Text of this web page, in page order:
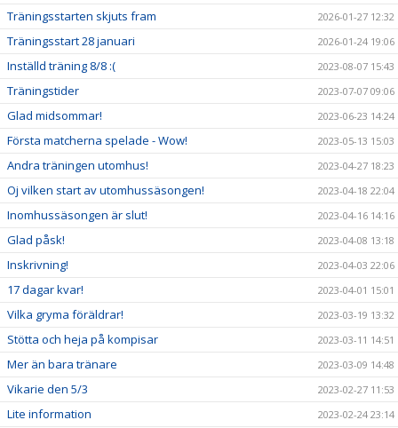
Träningsstarten skjuts fram 2026-01-27 12:32
Träningsstart 28 januari 2026-01-24 19:06
Inställd träning 8/8 :( 2023-08-07 15:43
Träningstider 2023-07-07 09:06
Glad midsommar! 2023-06-23 14:24
Första matcherna spelade - Wow! 2023-05-13 15:03
Andra träningen utomhus! 2023-04-27 18:23
Oj vilken start av utomhussäsongen! 2023-04-18 22:04
Inomhussäsongen är slut! 2023-04-16 14:16
Glad påsk! 2023-04-08 13:18
Inskrivning! 2023-04-03 22:06
17 dagar kvar! 2023-04-01 15:01
Vilka gryma föräldrar! 2023-03-19 13:32
Stötta och heja på kompisar 2023-03-11 14:51
Mer än bara tränare 2023-03-09 14:48
Vikarie den 5/3 2023-02-27 11:53
Lite information 2023-02-24 23:14